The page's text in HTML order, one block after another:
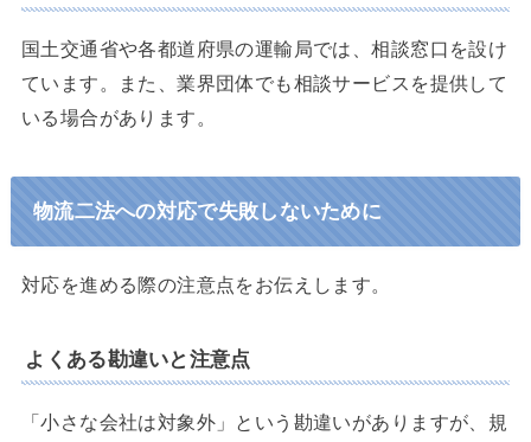
国土交通省や各都道府県の運輸局では、相談窓口を設け
ています。また、業界団体でも相談サービスを提供して
いる場合があります。
物流二法への対応で失敗しないために
対応を進める際の注意点をお伝えします。
よくある勘違いと注意点
「小さな会社は対象外」という勘違いがありますが、規